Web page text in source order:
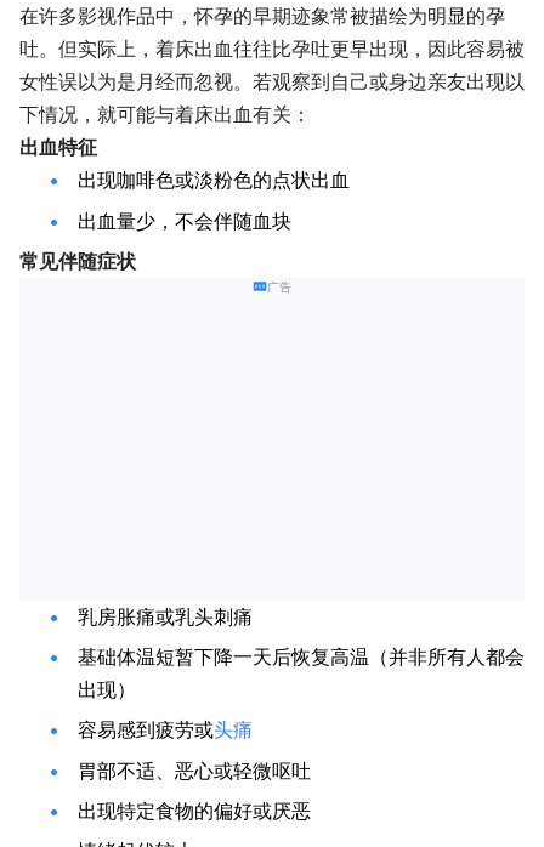
在许多影视作品中，怀孕的早期迹象常被描绘为明显的孕
吐。但实际上，着床出血往往比孕吐更早出现，因此容易被
女性误以为是月经而忽视。若观察到自己或身边亲友出现以
下情况，就可能与着床出血有关：
出血特征
出现咖啡色或淡粉色的点状出血
出血量少，不会伴随血块
常见伴随症状
广告
乳房胀痛或乳头刺痛
基础体温短暂下降一天后恢复高温（并非所有人都会
出现）
容易感到疲劳或头痛
胃部不适、恶心或轻微呕吐
出现特定食物的偏好或厌恶